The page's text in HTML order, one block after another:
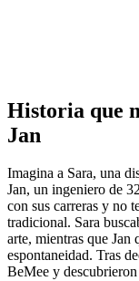
Historia que
Jan
Imagina a Sara, una
Jan, un ingeniero de
con sus carreras y no
tradicional. Sara
arte, mientras que Jan
espontaneidad. Tras
BeMee y